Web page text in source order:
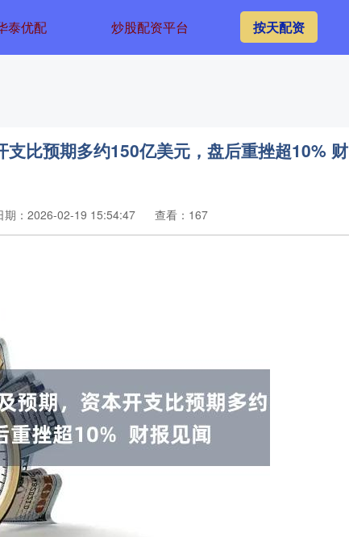
泰优配 炒股配资平台 按天配资
比预期多约150亿美元，盘后重挫超10% 财
期：2026-02-19 15:54:47 查看：167